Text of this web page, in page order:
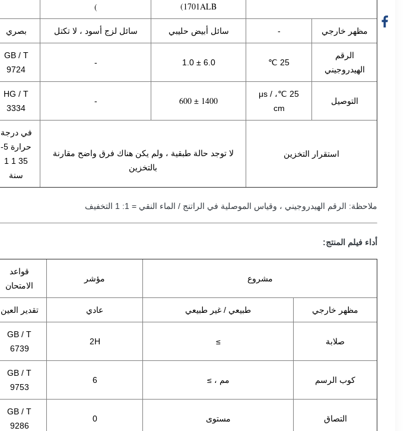
1701ALB)
)
مظهر خارجي - سائل أبيض حليبي سائل لزج أسود ، لا تكتل بصري
الرقم
الهيدروجيني
25 ℃
6.0 ± 1.0
-
GB / T
9724
التوصيل
25 ℃، μs /
cm
1400 ± 600
-
HG / T
3334
استقرار التخزين
لا توجد حالة طبقية ، ولم يكن هناك فرق واضح مقارنة
بالتخزين
في درجة
حرارة 5-
35 1 1
سنة
ملاحظة: الرقم الهيدروجيني ، وقياس الموصلية في الراتنج / الماء النقي = 1: 1 التخفيف
أداء فيلم المنتج:
مشروع مؤشر
قواعد
الامتحان
مظهر خارجي طبيعي / غير طبيعي عادي تقدير العين
صلابة ≥
2H
GB / T
6739
كوب الرسم مم ، ≥ 6
GB / T
9753
التصاق مستوى 0
GB / T
9286